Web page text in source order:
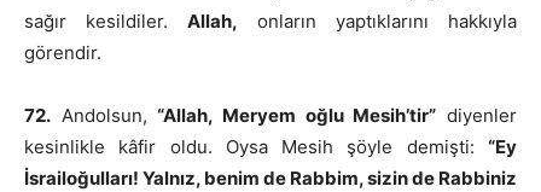
sağır kesildiler. Allah, onların yaptıklarını hakkıyla
görendir.
72. Andolsun,“Allah, Meryem oğlu Mesih’tir” diyenler
kesinlikle kâfir oldu. Oysa Mesih şöyle demişti: “Ey
İsrailoğulları! Yalnız, benim de Rabbim, sizin de Rabbiniz